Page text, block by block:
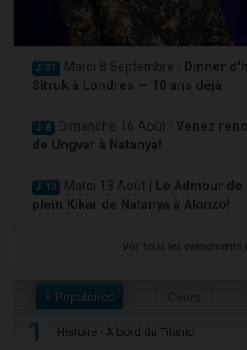
J-31 Mardi 8 Septembre |
Dinner
Sitruk à Londres — 10 ans déjà
J-8 Dimanche 16 Août | Venez
de Ungvar à Natanya!
J-10 Mardi 18 Août |
Le Admour
plein Kikar de Natanya à Alonzo!
Voir tous les événements
+ Populaires
1 Histoire - À bord du Titanic